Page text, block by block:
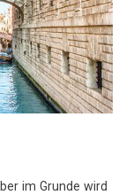
im Grunde wird